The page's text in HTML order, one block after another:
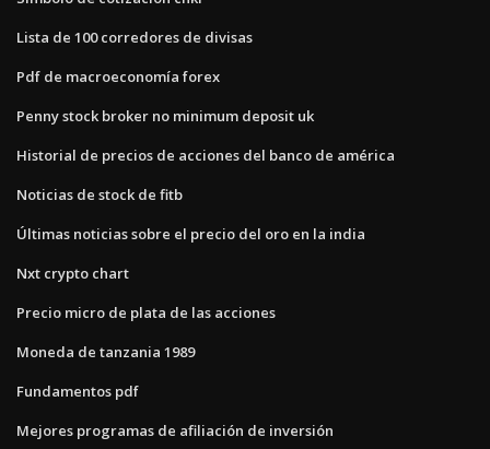
Lista de 100 corredores de divisas
Pdf de macroeconomía forex
Penny stock broker no minimum deposit uk
Historial de precios de acciones del banco de américa
Noticias de stock de fitb
Últimas noticias sobre el precio del oro en la india
Nxt crypto chart
Precio micro de plata de las acciones
Moneda de tanzania 1989
Fundamentos pdf
Mejores programas de afiliación de inversión